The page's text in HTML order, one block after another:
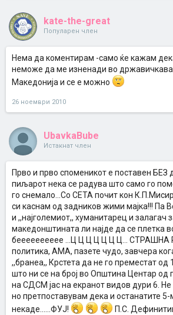
kate-the-great
Популарен член
Нема да коментирам -само ќе кажам
неможе да ме изненади во
Македонија и се е можно
26 ноември 2010
UbavkaBube
Истакнат член
Прво и прво споменикот е поставен БЕЗ
пиљарот нека се радува што само го
го снемало...Со СЕТА почит кон
си каснам од задников жими мајка!!! Па
и ,,најголемиот,, хуманитарец и залагач
македонштината ли најде да се плетка
бееееееееее ...Ц Ц Ц Ц Ц Ц Ц...
политика, АМА, пазете чудо, завчера
,,бранеа,, Крстета да не го преместат од
што ни се на број во Општина Центар од
на СДСМ јас на екранот видов дури 6.
но претпоставувам дека и останатите 5-
некаде......ФУЈ!
П.С.